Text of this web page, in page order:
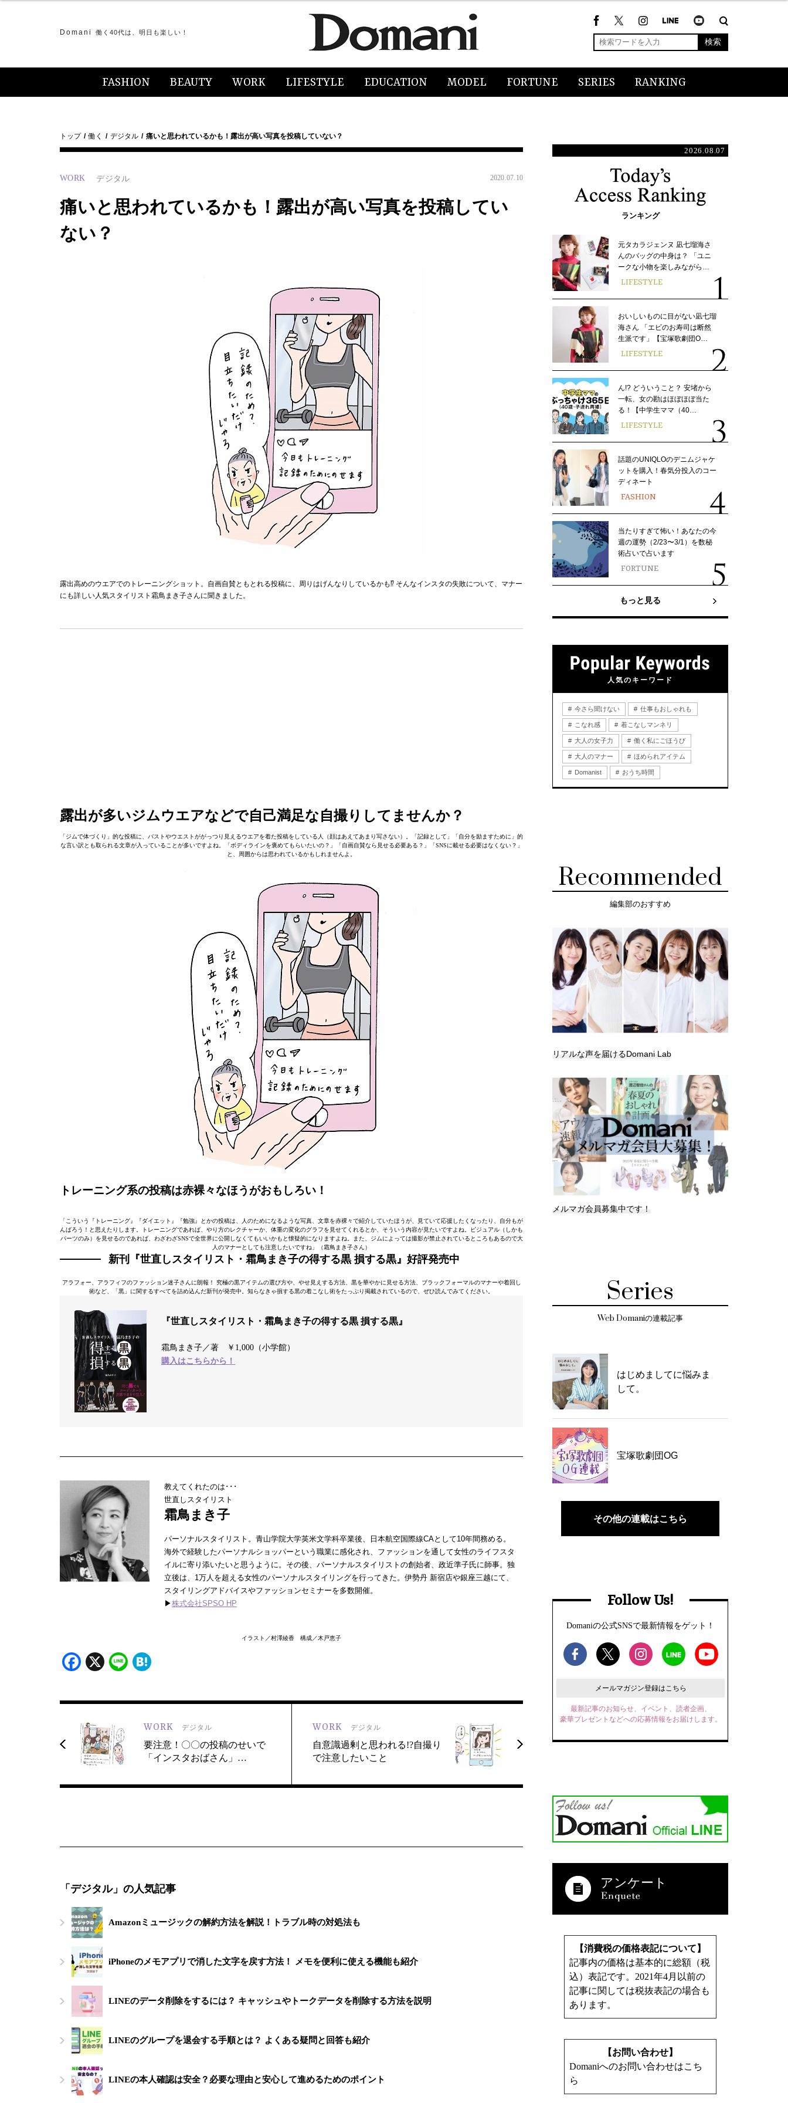
Domani 働く40代は、明日も楽しい！
検索
FASHION BEAUTY WORK LIFESTYLE EDUCATION MODEL FORTUNE SERIES RANKING
トップ 働く デジタル 痛いと思われているかも！露出が高い写真を投稿していない？
WORK デジタル 2020.07.10
痛いと思われているかも！露出が高い写真を投稿してい
ない？
露出高めのウエアでのトレーニングショット。自画自賛ともとれる投稿に、周りはげんなりしているかも⁉ そんなインスタの失敗について、マナー
にも詳しい人気スタイリスト霜鳥まき子さんに聞きました。
露出が多いジムウエアなどで自己満足な自撮りしてませんか？
「ジムで体づくり」的な投稿に、バストやウエストががっつり見えるウエアを着た投稿をしている人（顔はあえてあまり写さない）。「記録として」「自分を励ますために」的
な言い訳とも取られる文章が入っていることが多いですよね。「ボディラインを褒めてもらいたいの？」「自画自賛なら見せる必要ある？」「SNSに載せる必要はなくない？」
と、周囲からは思われているかもしれませんよ。
トレーニング系の投稿は赤裸々なほうがおもしろい！
「こういう『トレーニング』『ダイエット』『勉強』とかの投稿は、人のためになるような写真、文章を赤裸々で紹介していたほうが、見ていて応援したくなったり、自分もが
んばろう！と思えたりします。トレーニングであれば、やり方のレクチャーか、体重の変化のグラフを見せてくれるとか、そういう内容が見たいですよね。ビジュアル（しかも
パーツのみ）を見せるのであれば、わざわざSNSで全世界に公開しなくてもいいかもと懐疑的になりますよね。また、ジムによっては撮影が禁止されているところもあるので大
人のマナーとしても注意したいですね」（霜鳥まき子さん）
新刊 『世直しスタイリスト・霜鳥まき子の得する黒 損する黒』 好評発売中
アラフォー、アラフィフのファッション迷子さんに朗報！ 究極の黒アイテムの選び方や、やせ見えする方法、黒を華やかに見せる方法、ブラックフォーマルのマナーや着回し
術など、「黒」に関するすべてを詰め込んだ新刊が発売中。知らなきゃ損する黒の着こなし術をたっぷり掲載されているので、ぜひ読んでみてください。
『世直しスタイリスト・霜鳥まき子の得する黒 損する黒』
霜鳥まき子／著 ￥1,000（小学館）
購入はこちらから！
教えてくれたのは･･･
世直しスタイリスト
霜鳥まき子
パーソナルスタイリスト。青山学院大学英米文学科卒業後、日本航空国際線CAとして10年間務める。
海外で経験したパーソナルショッパーという職業に感化され、ファッションを通して女性のライフスタ
イルに寄り添いたいと思うように。その後、パーソナルスタイリストの創始者、政近準子氏に師事。独
立後は、1万人を超える女性のパーソナルスタイリングを行ってきた。伊勢丹 新宿店や銀座三越にて、
スタイリングアドバイスやファッションセミナーを多数開催。
▶株式会社SPSO HP
イラスト／村澤綾香 構成／木戸恵子
Facebook
X Line
WORK デジタル
要注意！〇〇の投稿のせいで
「インスタおばさん」…
WORK デジタル
自意識過剰と思われる!?自撮り
で注意したいこと
「デジタル」の人気記事
Amazonミュージックの解約方法を解説！トラブル時の対処法も
iPhoneのメモアプリで消した文字を戻す方法！ メモを便利に使える機能も紹介
LINEのデータ削除をするには？ キャッシュやトークデータを削除する方法を説明
LINEのグループを退会する手順とは？ よくある疑問と回答も紹介
LINEの本人確認は安全？必要な理由と安心して進めるためのポイント
2026.08.07
ランキング
元タカラジェンヌ 凪七瑠海さ
んのバッグの中身は？ 「ユニ
ークな小物を楽しみながら…
LIFESTYLE
おいしいものに目がない凪七瑠
海さん 「エビのお寿司は断然
生派です」【宝塚歌劇団O…
LIFESTYLE
ん!? どういうこと？ 安堵から
一転、女の勘はほぼほぼ当た
る！【中学生ママ（40…
LIFESTYLE
話題のUNIQLOのデニムジャケ
ットを購入！春気分投入のコー
ディネート
FASHION
当たりすぎて怖い！あなたの今
週の運勢（2/23〜3/1）を数秘
術占いで占います
FORTUNE
もっと見る
人気のキーワード
今さら聞けない 仕事もおしゃれも
こなれ感 着こなしマンネリ
大人の女子力 働く私にごほうび
大人のマナー ほめられアイテム
Domanist おうち時間
Recommended
編集部のおすすめ
リアルな声を届けるDomani Lab
メルマガ会員募集中です！
Series
Web Domaniの連載記事
はじめましてに悩みま
して。
宝塚歌劇団OG
その他の連載はこちら
Follow Us!
Domaniの公式SNSで最新情報をゲット！
メールマガジン登録はこちら
最新記事のお知らせ、イベント、読者企画、
豪華プレゼントなどへの応募情報をお届けします。
アンケート
【消費税の価格表記について】
記事内の価格は基本的に総額（税
込）表記です。2021年4月以前の
記事に関しては税抜表記の場合も
あります。
【お問い合わせ】
Domaniへのお問い合わせはこち
ら